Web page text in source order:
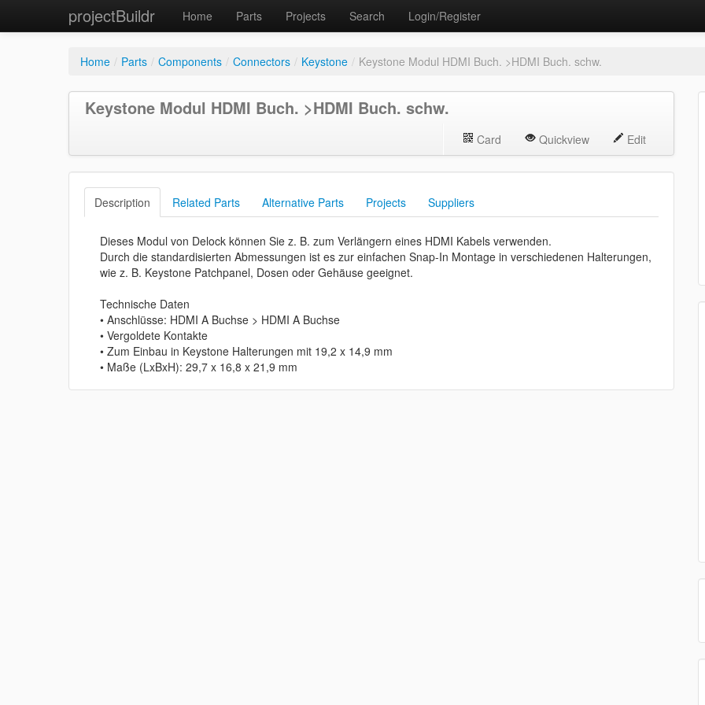
projectBuildr Home Parts Projects Search Login/Register
Home / Parts / Components / Connectors / Keystone / Keystone Modul HDMI Buch. >HDMI Buch. schw.
Keystone Modul HDMI Buch. >HDMI Buch. schw.
Card Quickview Edit
Description Related Parts Alternative Parts Projects Suppliers
Dieses Modul von Delock können Sie z. B. zum Verlängern eines HDMI Kabels verwenden.
Durch die standardisierten Abmessungen ist es zur einfachen Snap-In Montage in verschiedenen Halterungen,
wie z. B. Keystone Patchpanel, Dosen oder Gehäuse geeignet.
Technische Daten
• Anschlüsse: HDMI A Buchse > HDMI A Buchse
• Vergoldete Kontakte
• Zum Einbau in Keystone Halterungen mit 19,2 x 14,9 mm
• Maße (LxBxH): 29,7 x 16,8 x 21,9 mm